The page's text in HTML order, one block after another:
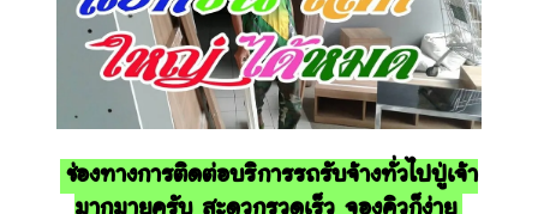
ช่องทางการติดต่อบริการรถรับจ้างทั่วไปปู่เจ้า